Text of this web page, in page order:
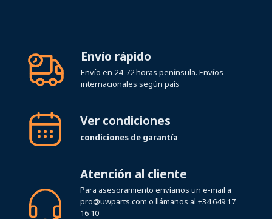
Envío rápido
Envío en 24-72 horas península. Envíos
internacionales según país
Ver condiciones
condiciones de garantía
Atención al cliente
Para asesoramiento envíanos un e-mail a
pro@uwparts.com o llámanos al +34 649 17
16 10